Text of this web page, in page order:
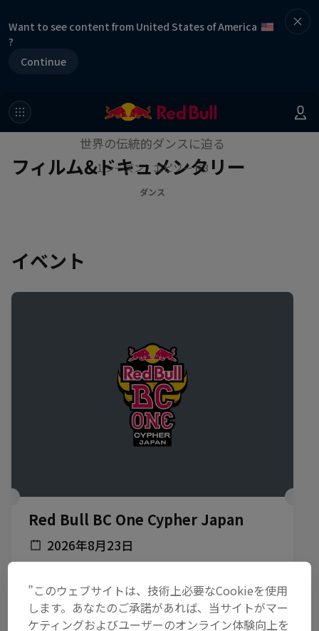
Want to see content from United States of America
?
Continue
フィルム&ドキュメンタリー
ステップアウト
世界の伝統的ダンスに迫る
1 シーズン · エピソード3
ダンス
イベント
Red Bull BC One Cypher Japan
2026年8月23日
ブレイキン
”このウェブサイトは、技術上必要なCookieを使用
します。あなたのご承諾があれば、当サイトがマー
ケティングおよびユーザーのオンライン体験向上を